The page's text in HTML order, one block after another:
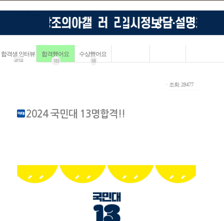
합격생 인터뷰
4114
합격했어요
183
수상했어요
68
ㆍ조회: 28477
2024 국민대 13명합격!!